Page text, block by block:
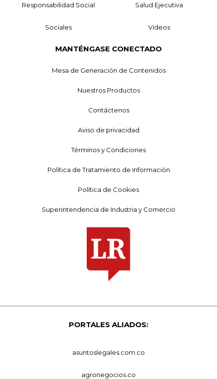
Responsabilidad Social Salud Ejecutiva
Sociales Videos
MANTÉNGASE CONECTADO
Mesa de Generación de Contenidos
Nuestros Productos
Contáctenos
Aviso de privacidad
Términos y Condiciones
Política de Tratamiento de Información
Política de Cookies
Superintendencia de Industria y Comercio
PORTALES ALIADOS:
asuntoslegales.com.co
agronegocios.co